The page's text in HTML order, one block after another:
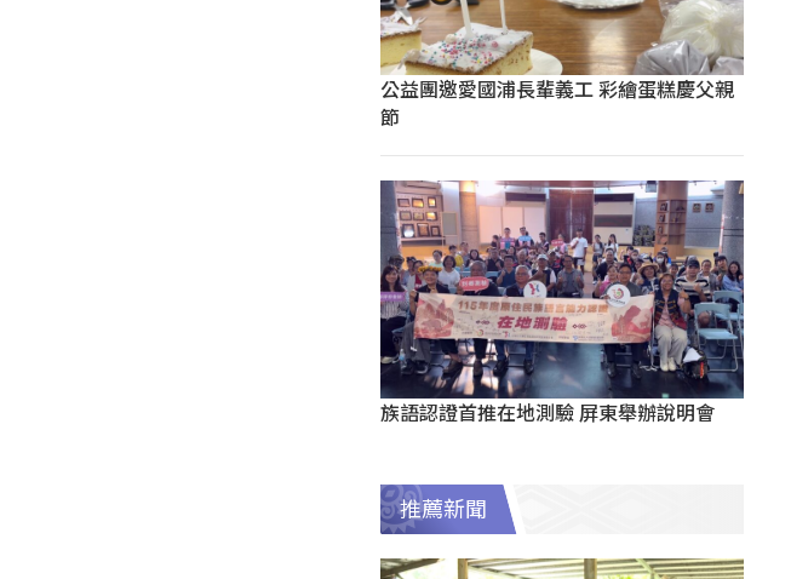
公益團邀愛國浦長輩義工 彩繪蛋糕慶父親
節
族語認證首推在地測驗 屏東舉辦說明會
推薦新聞